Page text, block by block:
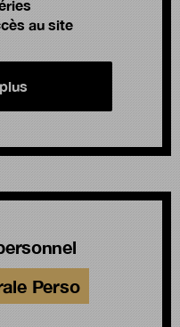
au site
Perso